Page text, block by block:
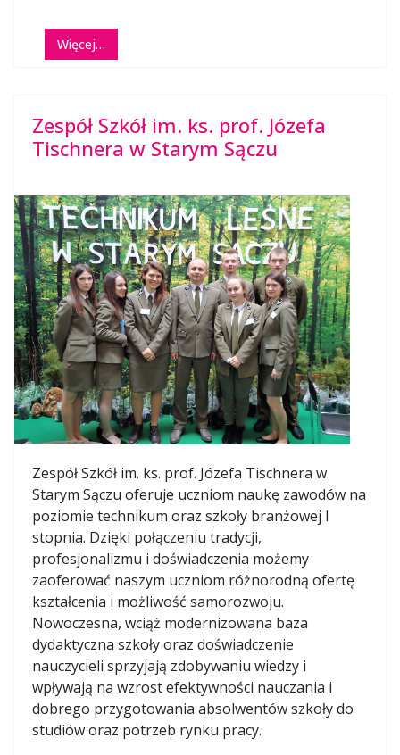
Więcej…
Zespół Szkół im. ks. prof. Józefa
Tischnera w Starym Sączu
Zespół Szkół im. ks. prof. Józefa Tischnera w
Starym Sączu oferuje uczniom naukę zawodów na
poziomie technikum oraz szkoły branżowej I
stopnia. Dzięki połączeniu tradycji,
profesjonalizmu i doświadczenia możemy
zaoferować naszym uczniom różnorodną ofertę
kształcenia i możliwość samorozwoju.
Nowoczesna, wciąż modernizowana baza
dydaktyczna szkoły oraz doświadczenie
nauczycieli sprzyjają zdobywaniu wiedzy i
wpływają na wzrost efektywności nauczania i
dobrego przygotowania absolwentów szkoły do
studiów oraz potrzeb rynku pracy.